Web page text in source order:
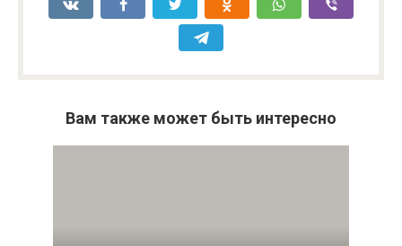
Вам также может быть интересно